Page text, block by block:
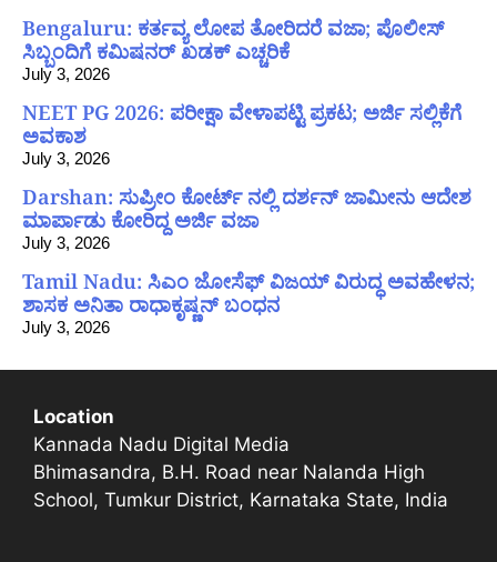
Bengaluru: ಕರ್ತವ್ಯ ಲೋಪ ತೋರಿದರೆ ವಜಾ; ಪೊಲೀಸ್
ಸಿಬ್ಬಂದಿಗೆ ಕಮಿಷನರ್ ಖಡಕ್ ಎಚ್ಚರಿಕೆ
July 3, 2026
NEET PG 2026: ಪರೀಕ್ಷಾ ವೇಳಾಪಟ್ಟಿ ಪ್ರಕಟ; ಅರ್ಜಿ ಸಲ್ಲಿಕೆಗೆ
ಅವಕಾಶ
July 3, 2026
Darshan: ಸುಪ್ರೀಂ ಕೋರ್ಟ್ ನಲ್ಲಿ ದರ್ಶನ್ ಜಾಮೀನು ಆದೇಶ
ಮಾರ್ಪಾಡು ಕೋರಿದ್ದ ಅರ್ಜಿ ವಜಾ
July 3, 2026
Tamil Nadu: ಸಿಎಂ ಜೋಸೆಫ್ ವಿಜಯ್ ವಿರುದ್ಧ ಅವಹೇಳನ;
ಶಾಸಕ ಅನಿತಾ ರಾಧಾಕೃಷ್ಣನ್ ಬಂಧನ
July 3, 2026
Location
Kannada Nadu Digital Media
Bhimasandra, B.H. Road near Nalanda High
School, Tumkur District, Karnataka State, India